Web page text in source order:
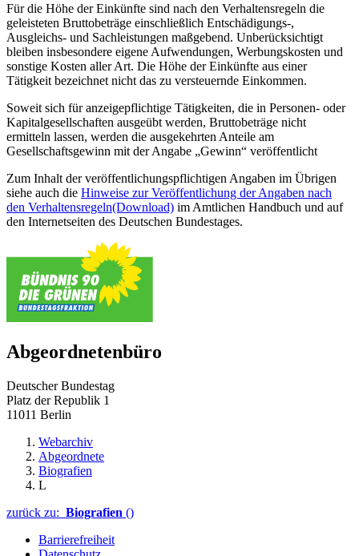
Für die Höhe der Einkünfte sind nach den Verhaltensregeln die
geleisteten Bruttobeträge einschließlich Entschädigungs-,
Ausgleichs- und Sachleistungen maßgebend. Unberücksichtigt
bleiben insbesondere eigene Aufwendungen, Werbungskosten und
sonstige Kosten aller Art. Die Höhe der Einkünfte aus einer
Tätigkeit bezeichnet nicht das zu versteuernde Einkommen.
Soweit sich für anzeigepflichtige Tätigkeiten, die in Personen- oder
Kapitalgesellschaften ausgeübt werden, Bruttobeträge nicht
ermitteln lassen, werden die ausgekehrten Anteile am
Gesellschaftsgewinn mit der Angabe „Gewinn“ veröffentlicht
Zum Inhalt der veröffentlichungspflichtigen Angaben im Übrigen
siehe auch die Hinweise zur Veröffentlichung der Angaben nach
den Verhaltensregeln(Download) im Amtlichen Handbuch und auf
den Internetseiten des Deutschen Bundestages.
Abgeordnetenbüro
Deutscher Bundestag
Platz der Republik 1
11011 Berlin
Webarchiv
Abgeordnete
Biografien
L
zurück zu: Biografien ()
Barrierefreiheit